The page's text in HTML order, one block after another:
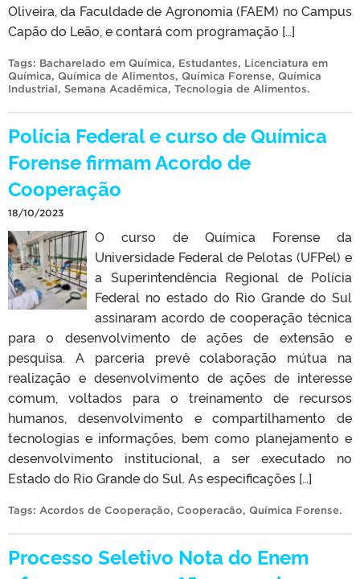
Oliveira, da Faculdade de Agronomia (FAEM) no Campus
Capão do Leão, e contará com programação […]
Tags: Bacharelado em Química, Estudantes, Licenciatura em
Química, Química de Alimentos, Química Forense, Química
Industrial, Semana Acadêmica, Tecnologia de Alimentos.
Polícia Federal e curso de Química
Forense firmam Acordo de
Cooperação
18/10/2023
O curso de Química Forense da
Universidade Federal de Pelotas (UFPel) e
a Superintendência Regional de Polícia
Federal no estado do Rio Grande do Sul
assinaram acordo de cooperação técnica
para o desenvolvimento de ações de extensão e
pesquisa. A parceria prevê colaboração mútua na
realização e desenvolvimento de ações de interesse
comum, voltados para o treinamento de recursos
humanos, desenvolvimento e compartilhamento de
tecnologias e informações, bem como planejamento e
desenvolvimento institucional, a ser executado no
Estado do Rio Grande do Sul. As especificações […]
Tags: Acordos de Cooperação, Cooperacão, Química Forense.
Processo Seletivo Nota do Enem